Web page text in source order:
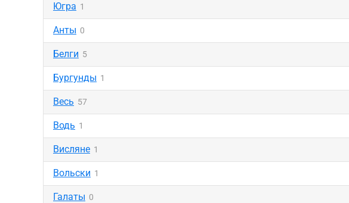
Югра 1
Анты 0
Белги 5
Бургунды 1
Весь 57
Водь 1
Висляне 1
Вольски 1
Галаты 0